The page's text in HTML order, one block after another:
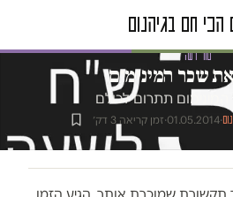
טור דעה
שכר המינימום
המינימום תתרום לכולם
·
01.05.2014
·זמן קריאה 3 דק׳